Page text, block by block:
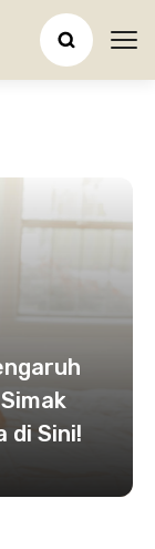
di Sini!